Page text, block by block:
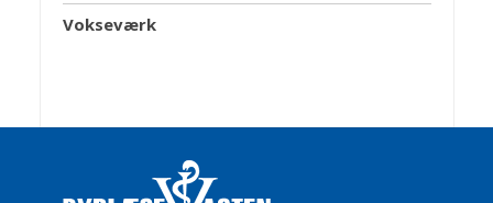
Vokseværk